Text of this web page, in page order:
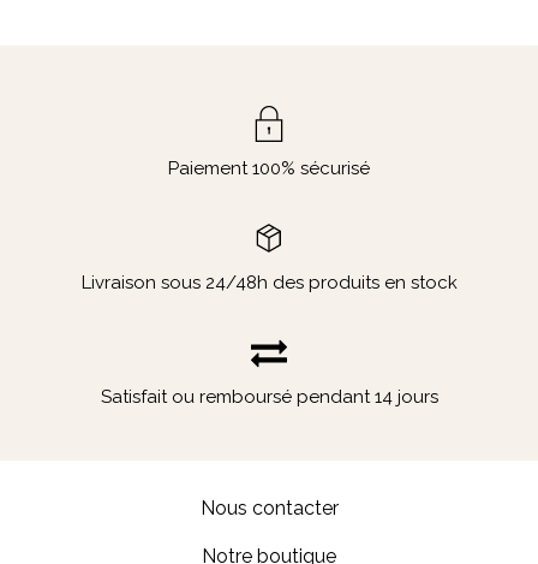
Paiement 100% sécurisé
Livraison sous 24/48h des produits en stock
Satisfait ou remboursé pendant 14 jours
Nous contacter
Notre boutique